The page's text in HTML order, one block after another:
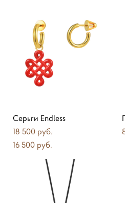
Серьги Endless
18 500 pуб.
16 500 pуб.